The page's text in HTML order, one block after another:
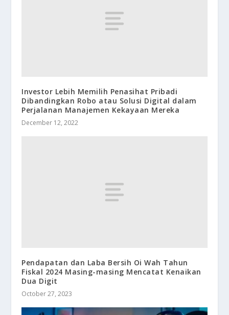
Investor Lebih Memilih Penasihat Pribadi
Dibandingkan Robo atau Solusi Digital dalam
Perjalanan Manajemen Kekayaan Mereka
December 12, 2022
Pendapatan dan Laba Bersih Oi Wah Tahun
Fiskal 2024 Masing-masing Mencatat Kenaikan
Dua Digit
October 27, 2023